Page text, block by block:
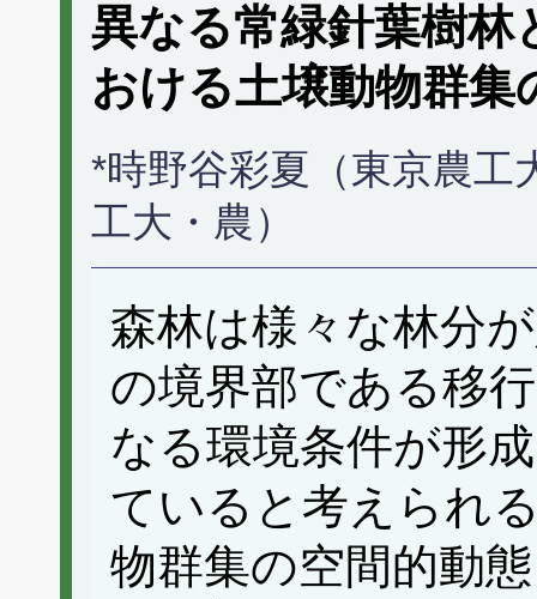
異なる常緑針葉樹林
おける土壌動物群集
*時野谷彩夏（東京農工
工大・農）
森林は様々な林分
の境界部である移
なる環境条件が形
ていると考えられ
物群集の空間的動